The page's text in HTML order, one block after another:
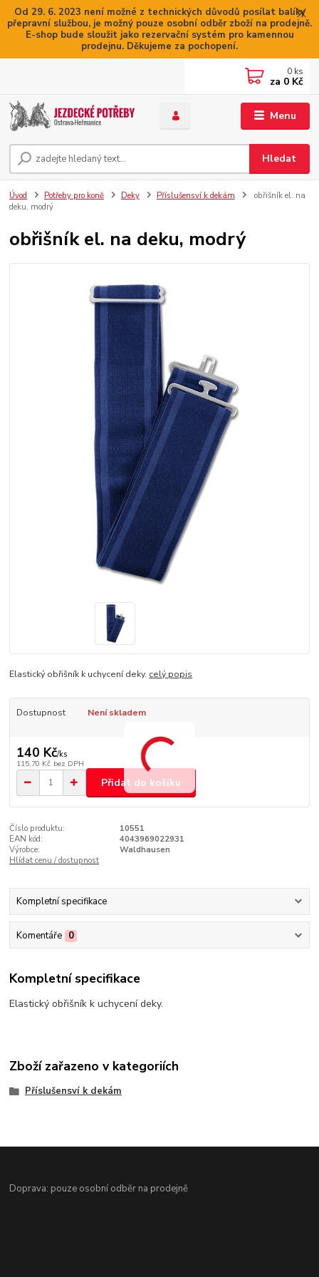
Od 29. 6. 2023 není možné z technických důvodů posílat balíky
přepravní službou, je možný pouze osobní odběr zboží na prodejně.
E-shop bude sloužit jako rezervační systém pro kamennou
prodejnu. Děkujeme za pochopení.
Menu
Hledat
0 ks
za 0 Kč
Úvod Potřeby pro koně Deky Příslušensví k dekám
obřišník el. na
deku, modrý
obřišník el. na deku, modrý
Elastický obřišník k uchycení deky. celý popis
Dostupnost Není skladem
140 Kč/ks
115,70 Kč bez DPH
Přidat do košíku
Číslo produktu:
10551
EAN kód:
4043969022931
Výrobce:
Waldhausen
Hlídat cenu / dostupnost
Kompletní specifikace
Komentáře 0
Kompletní specifikace
Elastický obřišník k uchycení deky.
Zboží zařazeno v kategoriích
Příslušensví k dekám
Doprava: pouze osobní odběr na prodejně